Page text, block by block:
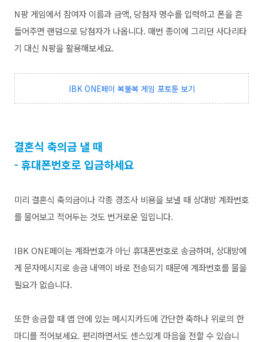
N팡 게임에서 참여자 이름과 금액, 당첨자 명수를 입력하고 폰을 흔
들어주면 랜덤으로 당첨자가 나옵니다. 매번 종이에 그리던 사다리타
기 대신 N팡을 활용해보세요.
IBK ONE페이 복불복 게임 포토툰 보기
결혼식 축의금 낼 때
- 휴대폰번호로 입금하세요
미리 결혼식 축의금이나 각종 경조사 비용을 보낼 때 상대방 계좌번호
를 물어보고 적어두는 것도 번거로운 일입니다.
IBK ONE페이는 계좌번호가 아닌 휴대폰번호로 송금하며, 상대방에
게 문자메시지로 송금 내역이 바로 전송되기 때문에 계좌번호를 물을
필요가 없습니다.
또한 송금할 때 앱 안에 있는 메시지카드에 간단한 축하나 위로의 한
마디를 적어보세요. 편리하면서도 센스있게 마음을 전할 수 있습니